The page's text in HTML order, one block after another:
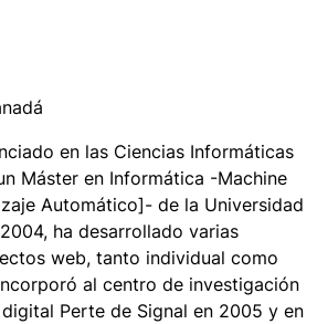
en las Ciencias Informáticas
Máster en Informática -Machine
Automático]- de la Universidad
ha desarrollado varias
web, tanto individual como
al centro de investigación
Perte de Signal en 2005 y en